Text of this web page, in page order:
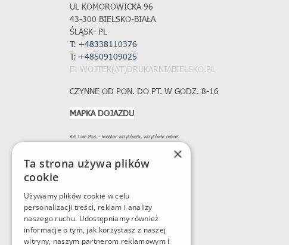
UL KOMOROWICKA 96
43-300 BIELSKO-BIAŁA
ŚLĄSK- PL
T: +48338110376
T: +48509109025
E: WOJTEK(AT)DRUKARNIABIELSKO.PL
CZYNNE OD PON. DO PT. W GODZ. 8-16
MAPKA DOJAZDU
Art Line Plus - kreator wizytówek, wizytówki online
×
Ta strona używa plików
cookie
Używamy plików cookie w celu
personalizacji treści, reklam i analizy
naszego ruchu. Udostępniamy również
informacje o tym, jak korzystasz z naszej
witryny, naszym partnerom reklamowym i